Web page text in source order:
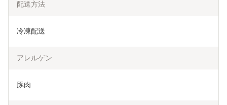
配送方法
冷凍配送
アレルゲン
豚肉